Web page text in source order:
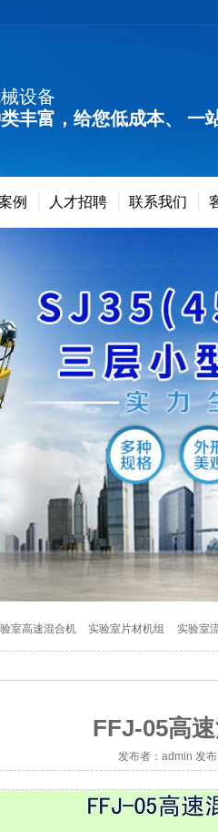
设备
丰富，给您低成本、 一
例 人才招聘 联系我们
室高速混合机 实验室片材机组 实验室
FFJ-05高
发布者：admin 发